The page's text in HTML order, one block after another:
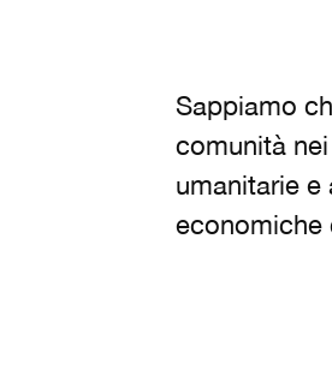
Sappiamo
comunità
umanitarie e
economiche